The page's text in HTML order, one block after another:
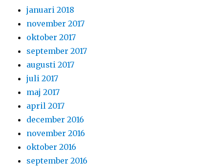
januari 2018
november 2017
oktober 2017
september 2017
augusti 2017
juli 2017
maj 2017
april 2017
december 2016
november 2016
oktober 2016
september 2016